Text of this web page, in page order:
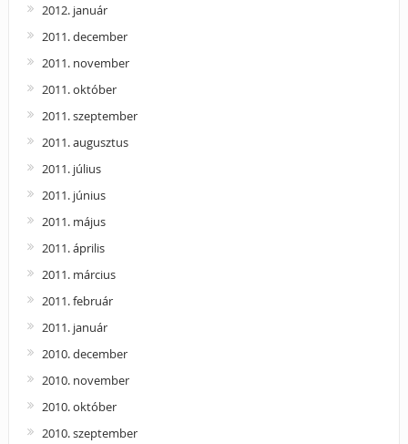
2012. január
2011. december
2011. november
2011. október
2011. szeptember
2011. augusztus
2011. július
2011. június
2011. május
2011. április
2011. március
2011. február
2011. január
2010. december
2010. november
2010. október
2010. szeptember